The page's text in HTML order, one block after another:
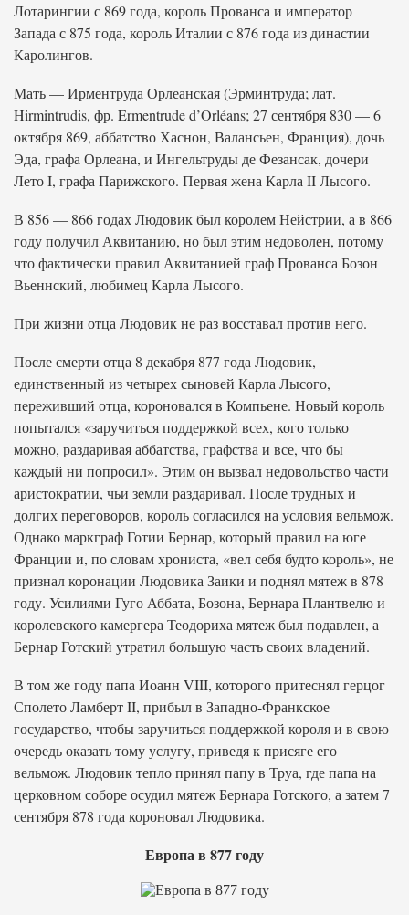
Лотарингии с 869 года, король Прованса и император
Запада с 875 года, король Италии с 876 года из династии
Каролингов.
Мать — Ирментруда Орлеанская (Эрминтруда; лат.
Hirmintrudis, фр. Ermentrude d’Orléans; 27 сентября 830 — 6
октября 869, аббатство Хаснон, Валансьен, Франция), дочь
Эда, графа Орлеана, и Ингельтруды де Фезансак, дочери
Лето I, графа Парижского. Первая жена Карла II Лысого.
В 856 — 866 годах Людовик был королем Нейстрии, а в 866
году получил Аквитанию, но был этим недоволен, потому
что фактически правил Аквитанией граф Прованса Бозон
Вьеннский, любимец Карла Лысого.
При жизни отца Людовик не раз восставал против него.
После смерти отца 8 декабря 877 года Людовик,
единственный из четырех сыновей Карла Лысого,
переживший отца, короновался в Компьене. Новый король
попытался «заручиться поддержкой всех, кого только
можно, раздаривая аббатства, графства и все, что бы
каждый ни попросил». Этим он вызвал недовольство части
аристократии, чьи земли раздаривал. После трудных и
долгих переговоров, король согласился на условия вельмож.
Однако маркграф Готии Бернар, который правил на юге
Франции и, по словам хрониста, «вел себя будто король», не
признал коронации Людовика Заики и поднял мятеж в 878
году. Усилиями Гуго Аббата, Бозона, Бернара Плантвелю и
королевского камергера Теодориха мятеж был подавлен, а
Бернар Готский утратил большую часть своих владений.
В том же году папа Иоанн VIII, которого притеснял герцог
Сполето Ламберт II, прибыл в Западно-Франкское
государство, чтобы заручиться поддержкой короля и в свою
очередь оказать тому услугу, приведя к присяге его
вельмож. Людовик тепло принял папу в Труа, где папа на
церковном соборе осудил мятеж Бернара Готского, а затем 7
сентября 878 года короновал Людовика.
Европа в 877 году